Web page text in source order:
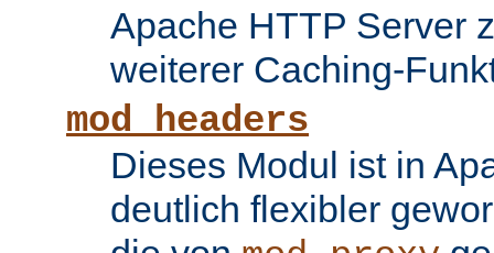
Apache HTTP Server
weiterer Caching-
mod_headers
Dieses Modul ist in
deutlich flexibler